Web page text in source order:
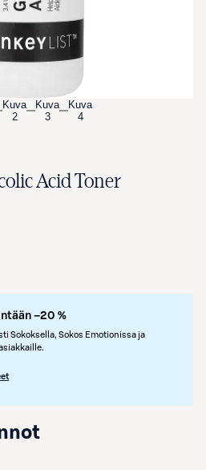
Kuva
2
Kuva
3
Kuva
4
Acid Toner
–20 %
Sokoksella, Sokos Emotionissa ja